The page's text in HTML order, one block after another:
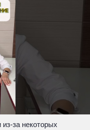
за некоторых